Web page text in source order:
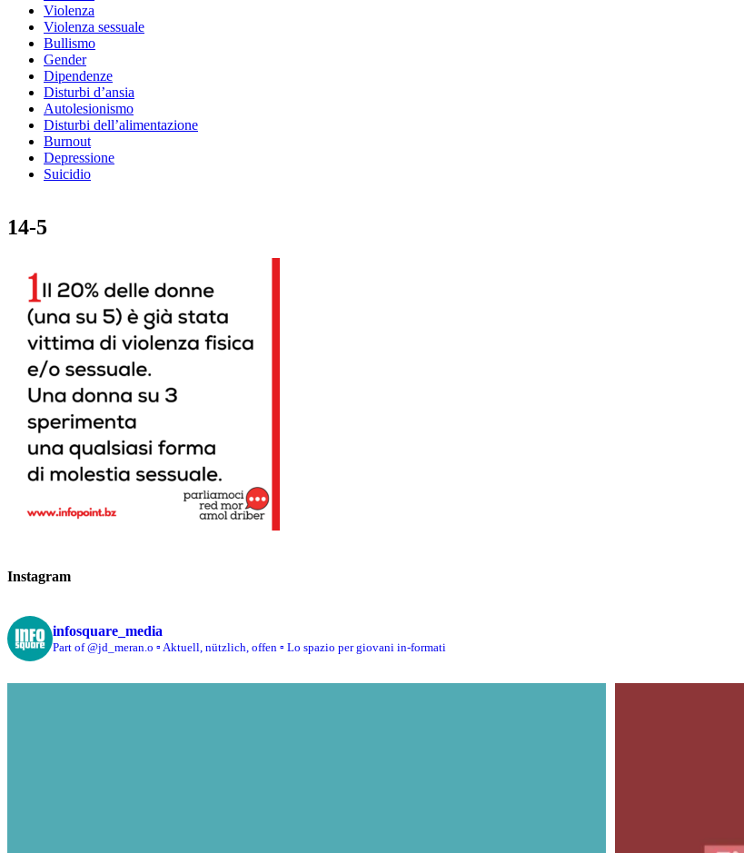
Violenza
Violenza sessuale
Bullismo
Gender
Dipendenze
Disturbi d’ansia
Autolesionismo
Disturbi dell’alimentazione
Burnout
Depressione
Suicidio
14-5
Instagram
infosquare_media
Part of @jd_meran.o ▫️ Aktuell, nützlich, offen ▫️ Lo spazio per giovani in-formati